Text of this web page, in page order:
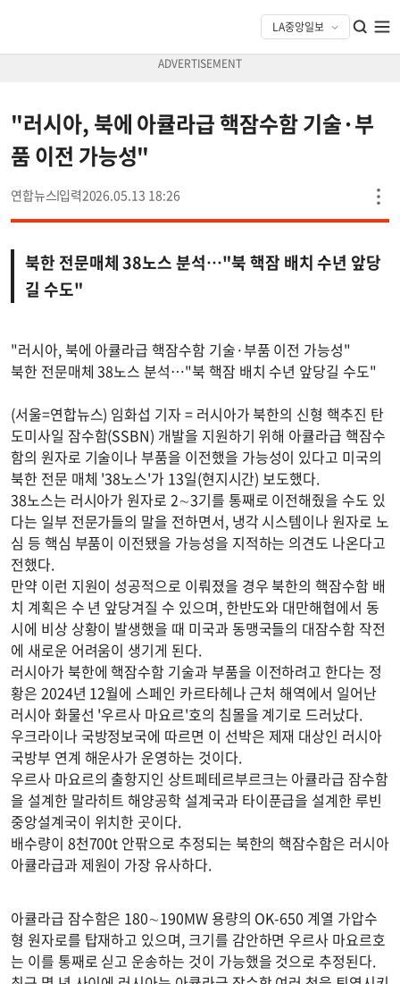
"러시아, 북에 아큘라급 핵잠수함 기술·부
품 이전 가능성"
연합뉴스 2026.05.13 18:26
북한 전문매체 38노스 분석…"북 핵잠 배치 수년 앞당
길 수도"
"러시아, 북에 아큘라급 핵잠수함 기술·부품 이전 가능성"
북한 전문매체 38노스 분석…"북 핵잠 배치 수년 앞당길 수도"
(서울=연합뉴스) 임화섭 기자 = 러시아가 북한의 신형 핵추진 탄
도미사일 잠수함(SSBN) 개발을 지원하기 위해 아큘라급 핵잠수
함의 원자로 기술이나 부품을 이전했을 가능성이 있다고 미국의
북한 전문 매체 '38노스'가 13일(현지시간) 보도했다.
38노스는 러시아가 원자로 2∼3기를 통째로 이전해줬을 수도 있
다는 일부 전문가들의 말을 전하면서, 냉각 시스템이나 원자로 노
심 등 핵심 부품이 이전됐을 가능성을 지적하는 의견도 나온다고
전했다.
만약 이런 지원이 성공적으로 이뤄졌을 경우 북한의 핵잠수함 배
치 계획은 수 년 앞당겨질 수 있으며, 한반도와 대만해협에서 동
시에 비상 상황이 발생했을 때 미국과 동맹국들의 대잠수함 작전
에 새로운 어려움이 생기게 된다.
러시아가 북한에 핵잠수함 기술과 부품을 이전하려고 한다는 정
황은 2024년 12월에 스페인 카르타헤나 근처 해역에서 일어난
러시아 화물선 '우르사 마요르'호의 침몰을 계기로 드러났다.
우크라이나 국방정보국에 따르면 이 선박은 제재 대상인 러시아
국방부 연계 해운사가 운영하는 것이다.
우르사 마요르의 출항지인 상트페테르부르크는 아큘라급 잠수함
을 설계한 말라히트 해양공학 설계국과 타이푼급을 설계한 루빈
중앙설계국이 위치한 곳이다.
배수량이 8천700t 안팎으로 추정되는 북한의 핵잠수함은 러시아
아큘라급과 제원이 가장 유사하다.
아큘라급 잠수함은 180∼190MW 용량의 OK-650 계열 가압수
형 원자로를 탑재하고 있으며, 크기를 감안하면 우르사 마요르호
는 이를 통째로 싣고 운송하는 것이 가능했을 것으로 추정된다.